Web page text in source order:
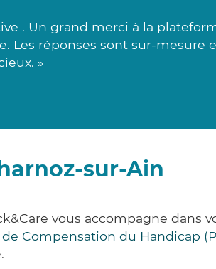
. Un grand merci à la
Les réponses sont sur-mesure
»
sur-Ain
vous accompagne dans
Compensation du Handicap